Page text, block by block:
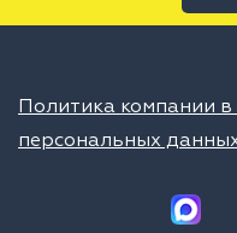
Политика компании
персональных